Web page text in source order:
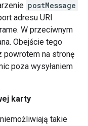
postMessage
adresu URI
W przeciwnym
Obejście tego
powrotem na stronę
poza wysyłaniem
karty
takie